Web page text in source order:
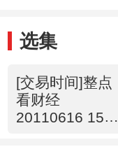
选集
[交易时间]整点
看财经
20110616 15：